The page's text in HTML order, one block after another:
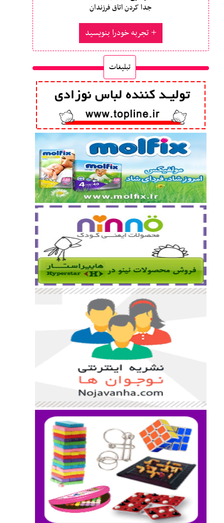
جدا کردن اتاق فرزندان
تجربه خودرا بنویسید
تبلیغات